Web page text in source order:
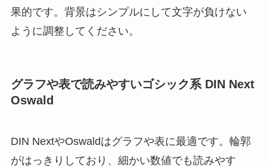
果的です。背景はシンプルにして文字が負けない
ように調整してください。
グラフや表で読みやすいゴシック系 DIN Next
Oswald
DIN NextやOswaldはグラフや表に最適です。輪郭
がはっきりしており、細かい数値でも読みやす